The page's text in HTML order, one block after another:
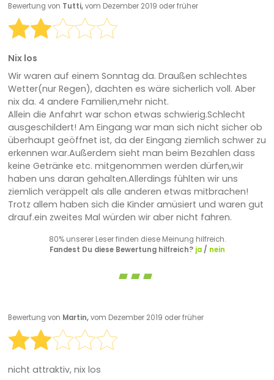
Bewertung von Tutti,vom Dezember 2019 oder früher
Nix los
Wir waren auf einem Sonntag da. Draußen schlechtes
Wetter(nur Regen), dachten es wäre sicherlich voll. Aber
nix da. 4 andere Familien,mehr nicht.
Allein die Anfahrt war schon etwas schwierig.Schlecht
ausgeschildert! Am Eingang war man sich nicht sicher ob
überhaupt geöffnet ist, da der Eingang ziemlich schwer zu
erkennen war.Außerdem sieht man beim Bezahlen dass
keine Getränke etc. mitgenommen werden dürfen,wir
haben uns daran gehalten.Allerdings fühlten wir uns
ziemlich veräppelt als alle anderen etwas mitbrachen!
Trotz allem haben sich die Kinder amüsiert und waren gut
drauf.ein zweites Mal würden wir aber nicht fahren.
80% unserer Leser finden diese Meinung hilfreich.
Fandest Du diese Bewertung hilfreich? ja/ nein
Bewertung von Martin,vom Dezember 2019 oder früher
nicht attraktiv, nix los